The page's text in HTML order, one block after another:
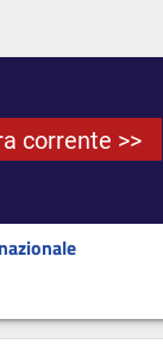
corrente >>